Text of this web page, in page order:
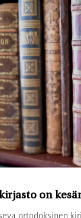
on
ortodoksinen